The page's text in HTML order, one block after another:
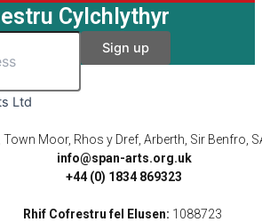
Cylchlythyr
Town Moor, Rhos y Dref, Arberth, Sir Benfro,
info@span-arts.org.uk
+44 (0) 1834 869323
Rhif Cofrestru fel Elusen: 1088723